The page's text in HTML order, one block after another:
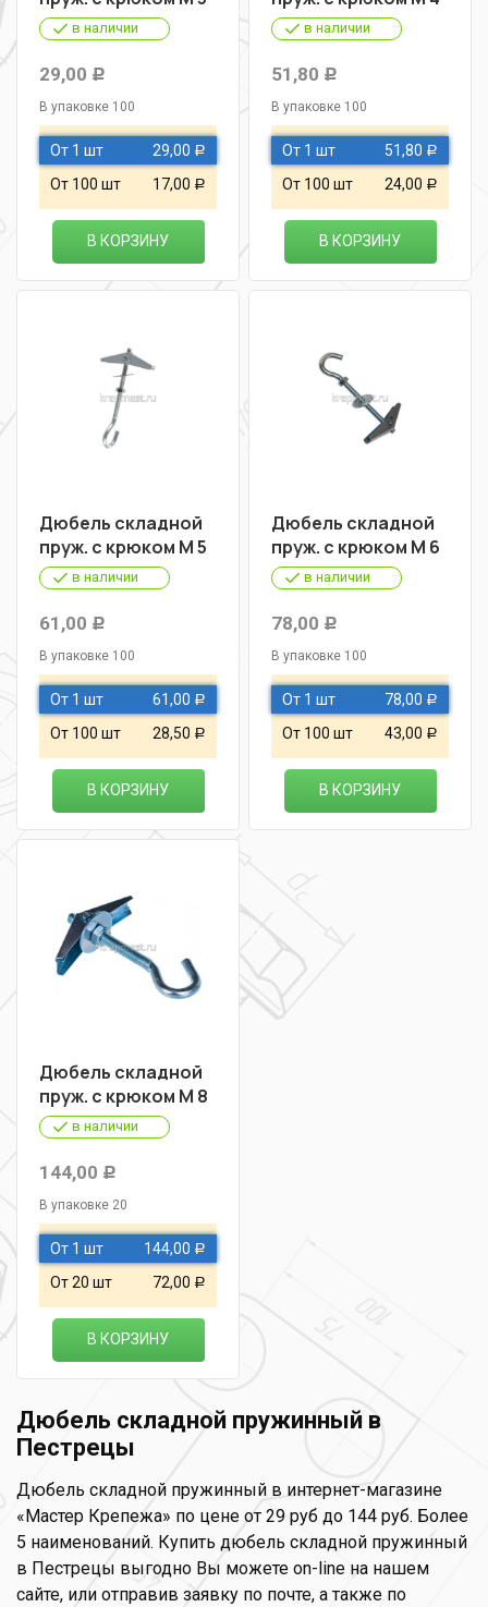
в наличии
29,00 Р
В упаковке 100
От 1 шт 29,00 Р
От 100 шт 17,00 Р
В КОРЗИНУ
в наличии
51,80 Р
В упаковке 100
От 1 шт 51,80 Р
От 100 шт 24,00 Р
В КОРЗИНУ
Дюбель складной
пруж. с крюком М 5
в наличии
61,00 Р
В упаковке 100
От 1 шт 61,00 Р
От 100 шт 28,50 Р
В КОРЗИНУ
Дюбель складной
пруж. с крюком М 6
в наличии
78,00 Р
В упаковке 100
От 1 шт 78,00 Р
От 100 шт 43,00 Р
В КОРЗИНУ
Дюбель складной
пруж. с крюком М 8
в наличии
144,00 Р
В упаковке 20
От 1 шт 144,00 Р
От 20 шт 72,00 Р
В КОРЗИНУ
Дюбель складной пружинный в
Пестрецы
Дюбель складной пружинный в интернет-магазине
«Мастер Крепежа» по цене от 29 руб до 144 руб. Более
5 наименований. Купить дюбель складной пружинный
в Пестрецы выгодно Вы можете on-line на нашем
сайте, или отправив заявку по почте, а также по